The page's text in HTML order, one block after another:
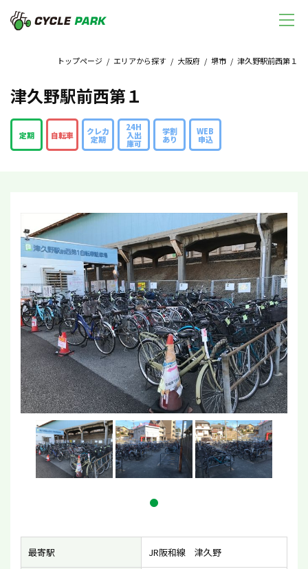
トップページ / エリアから探す / 大阪府 / 堺市 / 津久野駅前西第１
津久野駅前西第１
定期 自転車 クレカ
定期
24H
入出
庫可
学割
あり
WEB
申込
最寄駅 JR阪和線 津久野